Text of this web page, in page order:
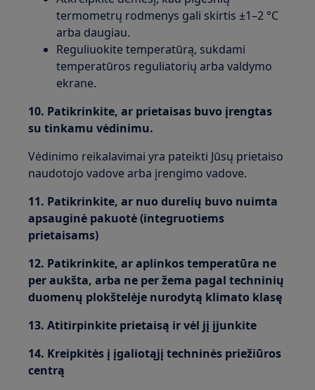
termometrų rodmenys gali skirtis ±1–2 °C
arba daugiau.
Reguliuokite temperatūrą, sukdami
temperatūros reguliatorių arba valdymo
ekrane.
10. Patikrinkite, ar prietaisas buvo įrengtas
su tinkamu vėdinimu.
Vėdinimo reikalavimai yra pateikti Jūsų prietaiso
naudotojo vadove arba įrengimo vadove.
11. Patikrinkite, ar nuo durelių buvo nuimta
apsauginė pakuotė (integruotiems
prietaisams)
12. Patikrinkite, ar aplinkos temperatūra ne
per aukšta, arba ne per žema pagal techninių
duomenų plokštelėje nurodytą klimato klasę
13. Atitirpinkite prietaisą ir vėl jį įjunkite
14. Kreipkitės į įgaliotąjį techninės priežiūros
centrą